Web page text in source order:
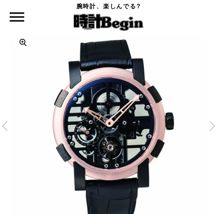
腕時計、楽しんでる?
ROMAIN JEROME スカイラブ 48 レッド